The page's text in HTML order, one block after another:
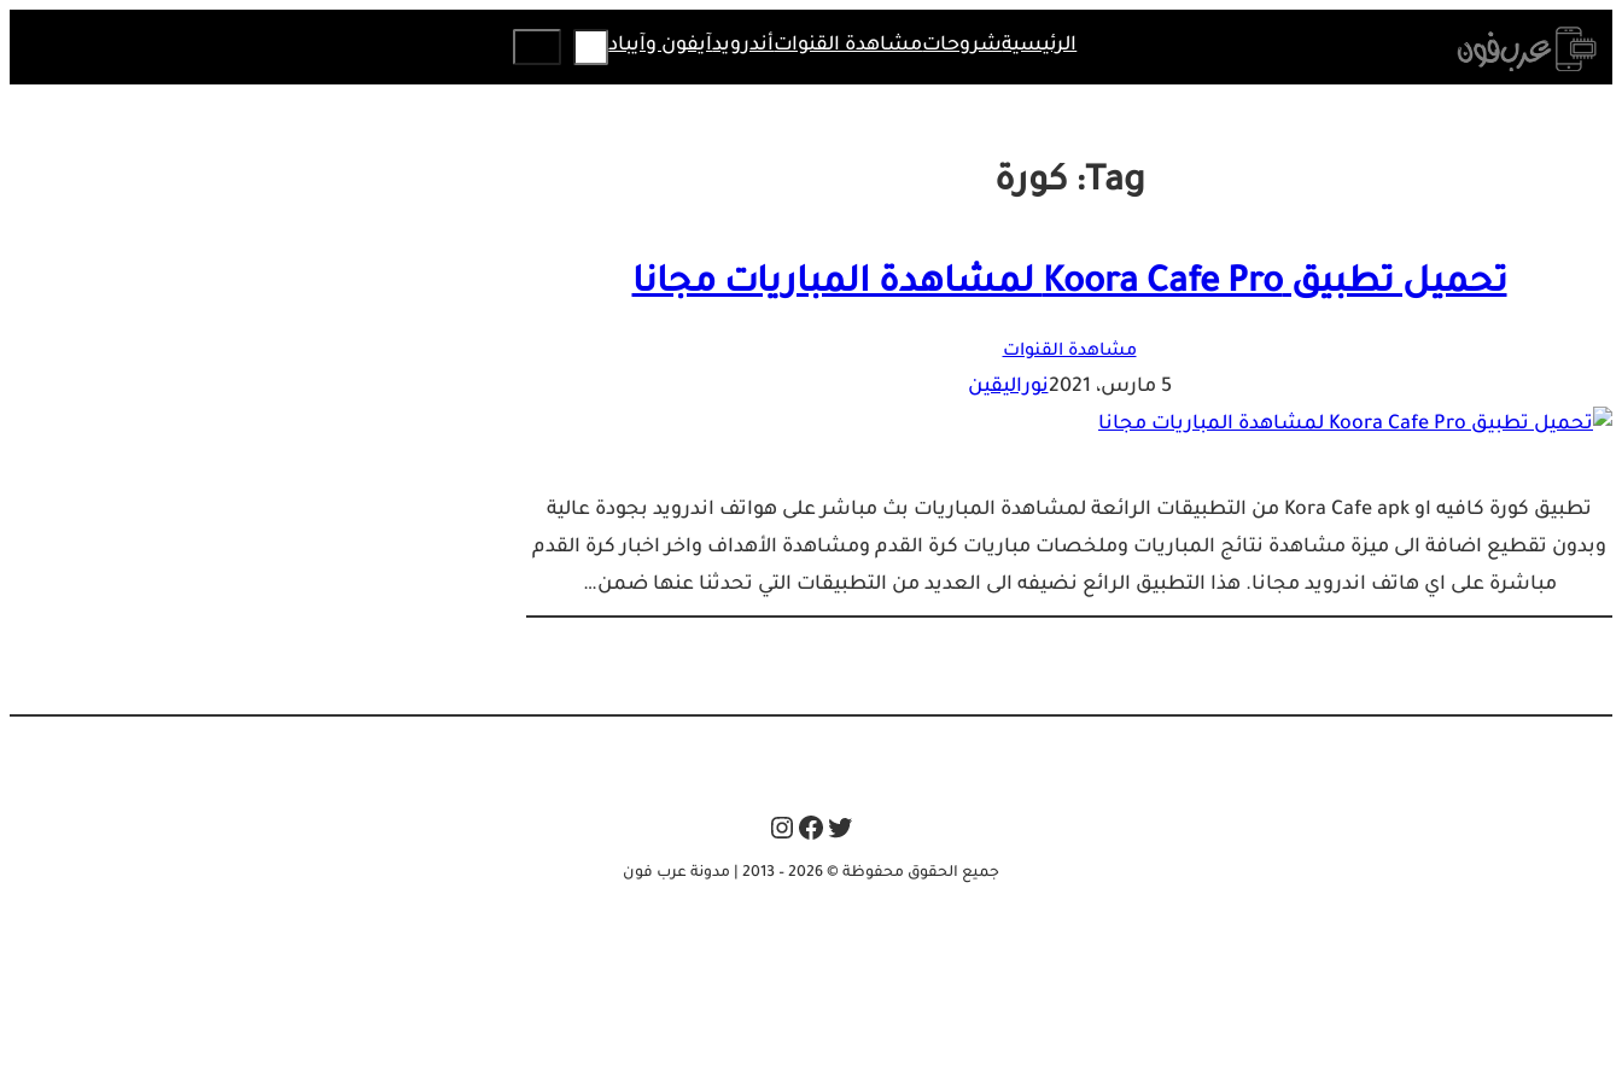
Skip
to
الرئيسيةشروحاتمشاهدة القنواتأندرويدآيفون وآيباد
Tag: كورة
تحميل تطبيق Koora Cafe Pro لمشاهدة المباريات مجانا
مشاهدة القنوات
5 مارس، 2021 نوراليقين
تطبيق كورة كافيه او Kora Cafe apk من التطبيقات الرائعة لمشاهدة المباريات بث مباشر على هواتف اندرويد بجودة عالية
وبدون تقطيع اضافة الى ميزة مشاهدة نتائج المباريات وملخصات مباريات كرة القدم ومشاهدة الأهداف واخر اخبار كرة القدم
مباشرة على اي هاتف اندرويد مجانا. هذا التطبيق الرائع نضيفه الى العديد من التطبيقات التي تحدثنا عنها ضمن…
Twitter
Facebook
Instagram
جميع الحقوق محفوظة © 2026 – 2013 | مدونة عرب فون